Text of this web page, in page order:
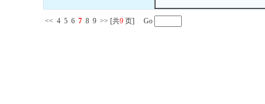
<< 4 5 6 7 8 9 >> [共9 页] Go